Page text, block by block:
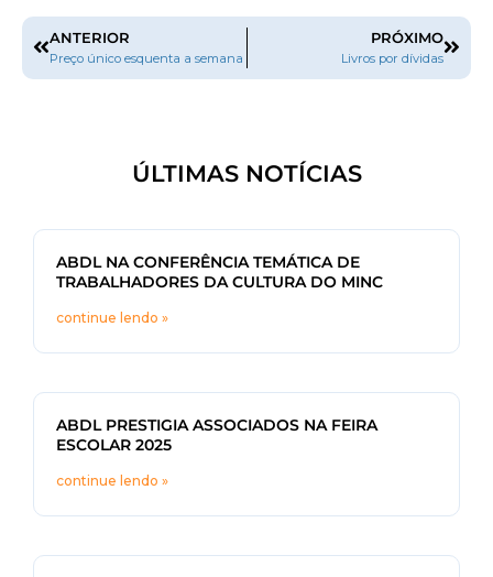
ANTERIOR
Preço único esquenta a semana
PRÓXIMO
Livros por dívidas
ÚLTIMAS NOTÍCIAS
ABDL NA CONFERÊNCIA TEMÁTICA DE
TRABALHADORES DA CULTURA DO MINC
continue lendo »
ABDL PRESTIGIA ASSOCIADOS NA FEIRA
ESCOLAR 2025
continue lendo »